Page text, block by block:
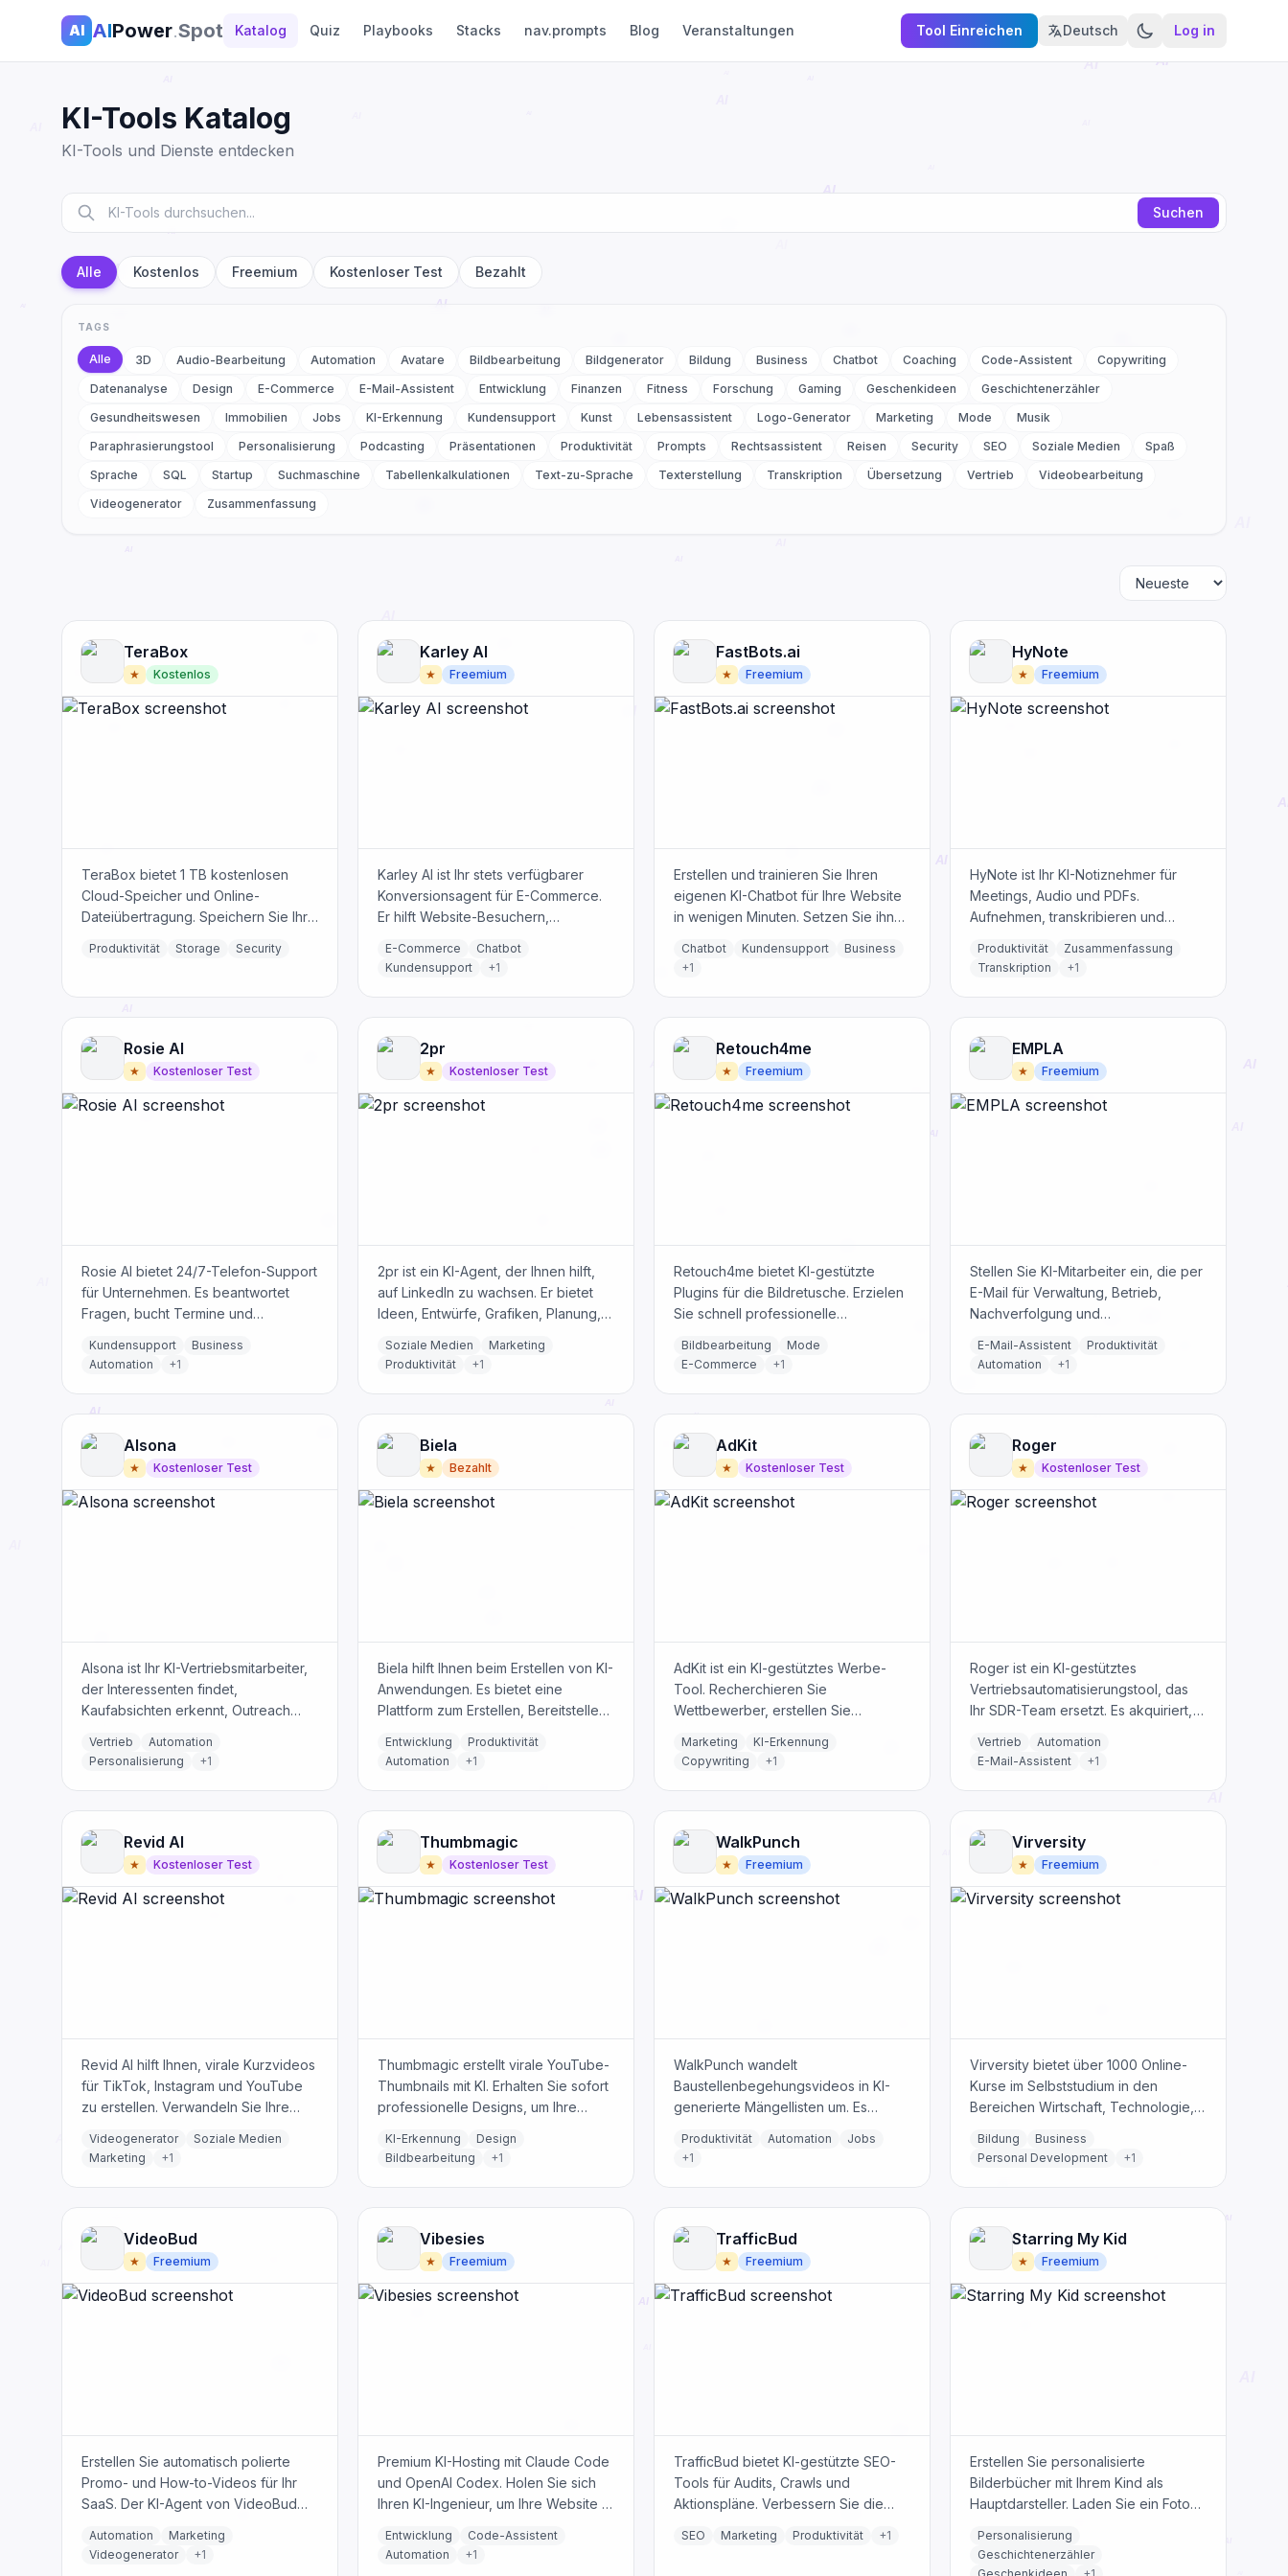
AI AIPower.Spot Katalog Quiz Playbooks Stacks nav.prompts Blog Veranstaltungen Tool Einreichen Deutsch Log in
KI-Tools Katalog
KI-Tools und Dienste entdecken
Suchen
Alle Kostenlos Freemium Kostenloser Test Bezahlt
TAGS
Alle 3D Audio-Bearbeitung Automation Avatare Bildbearbeitung Bildgenerator Bildung Business Chatbot Coaching Code-Assistent
Copywriting
Datenanalyse
Design E-Commerce E-Mail-Assistent Entwicklung Finanzen Fitness Forschung Gaming Geschenkideen
Geschichtenerzähler
Gesundheitswesen
Immobilien Jobs KI-Erkennung Kundensupport Kunst Lebensassistent Logo-Generator Marketing Mode
Musik
Paraphrasierungstool
Personalisierung Podcasting Präsentationen Produktivität Prompts Rechtsassistent Reisen Security SEO Soziale Medien
Spaß
Sprache
SQL Startup Suchmaschine Tabellenkalkulationen Text-zu-Sprache Texterstellung Transkription Übersetzung Vertrieb
Videobearbeitung
Videogenerator
Zusammenfassung
TeraBox
★ Kostenlos
TeraBox bietet 1 TB kostenlosen
Cloud-Speicher und Online-
Dateiübertragung. Speichern Sie Ihre
Greifen Sie von jedem Gerät auf Ihre
Produktivität Storage Security
Karley AI
★ Freemium
Karley AI ist Ihr stets verfügbarer
Konversionsagent für E-Commerce.
Er hilft Website-Besuchern,
E-Commerce
Chatbot
Kundensupport
+1
FastBots.ai
★ Freemium
Erstellen und trainieren Sie Ihren
eigenen KI-Chatbot für Ihre Website
in wenigen Minuten. Setzen Sie ihn
und Instagram ein. Ein kostenloser
verfügbar.
Chatbot Kundensupport
Business
+1
HyNote
★ Freemium
HyNote ist Ihr KI-Notiznehmer für
Meetings, Audio und PDFs.
Aufnehmen, transkribieren und
Sekundenschnelle. Kostenlos starten.
Produktivität
Zusammenfassung
Transkription
+1
Rosie AI
★ Kostenloser Test
Rosie AI bietet 24/7-Telefon-Support
für Unternehmen. Es beantwortet
Fragen, bucht Termine und
Kundensupport
Business
Automation
+1
2pr
★ Kostenloser Test
2pr ist ein KI-Agent, der Ihnen hilft,
auf LinkedIn zu wachsen. Er bietet
Ideen, Entwürfe, Grafiken, Planung,
Soziale Medien
Marketing
Produktivität
+1
Retouch4me
★ Freemium
Retouch4me bietet KI-gestützte
Plugins für die Bildretusche. Erzielen
Sie schnell professionelle
Hautretusche und lokale
Bewahren Sie die natürliche
Hauttextur für authentisch wirkende
Bilder.
Bildbearbeitung
Mode
E-Commerce
+1
EMPLA
★ Freemium
Stellen Sie KI-Mitarbeiter ein, die per
E-Mail für Verwaltung, Betrieb,
Nachverfolgung und
E-Mail-Assistent
Produktivität
Automation
+1
Alsona
★ Kostenloser Test
Alsona ist Ihr KI-Vertriebsmitarbeiter,
der Interessenten findet,
Kaufabsichten erkennt, Outreach
Herausforderungen bei Targeting,
Profil und Nachrichten löst.
Vertrieb
Automation
Personalisierung
+1
Biela
★ Bezahlt
Biela hilft Ihnen beim Erstellen von KI-
Anwendungen. Es bietet eine
Plattform zum Erstellen, Bereitstellen
Beschleunigen Sie die
Entwicklung
Produktivität
Automation
+1
AdKit
★ Kostenloser Test
AdKit ist ein KI-gestütztes Werbe-
Tool. Recherchieren Sie
Wettbewerber, erstellen Sie
Kampagnen auf mehreren
Plattformen.
Marketing
KI-Erkennung
Copywriting
+1
Roger
★ Kostenloser Test
Roger ist ein KI-gestütztes
Vertriebsautomatisierungstool, das
Ihr SDR-Team ersetzt. Es akquiriert,
Vertrieb
Automation
E-Mail-Assistent
+1
Revid AI
★ Kostenloser Test
Revid AI hilft Ihnen, virale Kurzvideos
für TikTok, Instagram und YouTube
zu erstellen. Verwandeln Sie Ihre
in ansprechende Inhalte.
Videogenerator
Soziale Medien
Marketing
+1
Thumbmagic
★ Kostenloser Test
Thumbmagic erstellt virale YouTube-
Thumbnails mit KI. Erhalten Sie sofort
professionelle Designs, um Ihre
ohne Designkenntnisse auszubauen.
KI-Erkennung
Design
Bildbearbeitung
+1
WalkPunch
★ Freemium
WalkPunch wandelt
Baustellenbegehungsvideos in KI-
generierte Mängellisten um. Es
Versand an Subunternehmer.
Produktivität Automation
Jobs
+1
Virversity
★ Freemium
Virversity bietet über 1000 Online-
Kurse im Selbststudium in den
Bereichen Wirtschaft, Technologie,
Entwicklung. Lernen Sie in Ihrem
eigenen Tempo mit Text- und
Audiolektionen.
Bildung
Business
Personal Development
+1
VideoBud
★ Freemium
Erstellen Sie automatisch polierte
Promo- und How-to-Videos für Ihr
SaaS. Der KI-Agent von VideoBud
und rendert Videos in allen sozialen
Formaten.
Automation
Marketing
Videogenerator
+1
Vibesies
★ Freemium
Premium KI-Hosting mit Claude Code
und OpenAI Codex. Holen Sie sich
Ihren KI-Ingenieur, um Ihre Website in
bereitzustellen und zu warten. Keine
Entwicklung
Code-Assistent
Automation
+1
TrafficBud
★ Freemium
TrafficBud bietet KI-gestützte SEO-
Tools für Audits, Crawls und
Aktionspläne. Verbessern Sie die
umfassenden Analysen und
SEO Marketing Produktivität +1
Starring My Kid
★ Freemium
Erstellen Sie personalisierte
Bilderbücher mit Ihrem Kind als
Hauptdarsteller. Laden Sie ein Foto
erhalten Sie in wenigen Minuten ein
KI-illustriertes Bilderbuch.
Personalisierung
Geschichtenerzähler